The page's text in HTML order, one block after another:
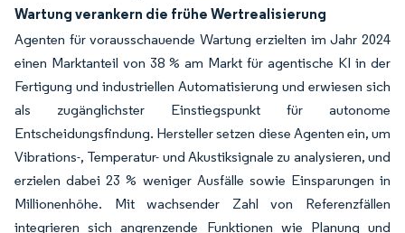
Wartung verankern die frühe Wertrealisierung
Agenten für vorausschauende Wartung erzielten im Jahr 2024
einen Marktanteil von 38 % am Markt für agentische KI in der
Fertigung und industriellen Automatisierung und erwiesen sich
als zugänglichster Einstiegspunkt für autonome
Entscheidungsfindung. Hersteller setzen diese Agenten ein, um
Vibrations-, Temperatur- und Akustiksignale zu analysieren, und
erzielen dabei 23 % weniger Ausfälle sowie Einsparungen in
Millionenhöhe. Mit wachsender Zahl von Referenzfällen
integrieren sich angrenzende Funktionen wie Planung und